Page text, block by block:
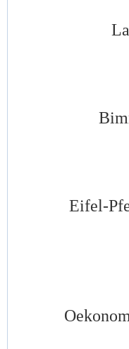
Eifel-